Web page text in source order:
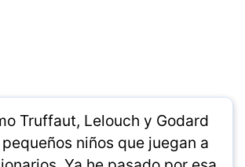
Truffaut, Lelouch y Godard
niños que juegan a